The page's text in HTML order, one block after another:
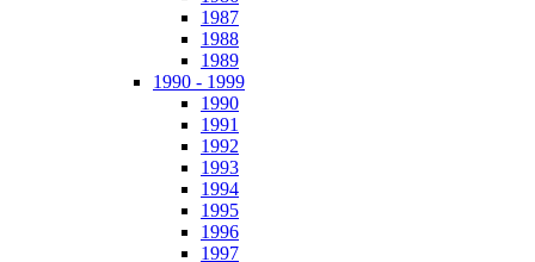
1987
1988
1989
1990 - 1999
1990
1991
1992
1993
1994
1995
1996
1997